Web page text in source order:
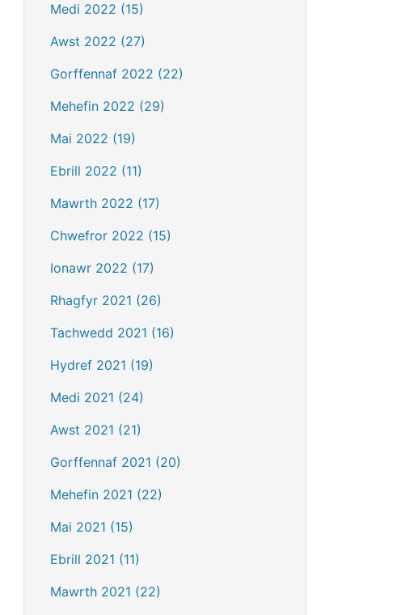
Medi 2022 (15)
Awst 2022 (27)
Gorffennaf 2022 (22)
Mehefin 2022 (29)
Mai 2022 (19)
Ebrill 2022 (11)
Mawrth 2022 (17)
Chwefror 2022 (15)
Ionawr 2022 (17)
Rhagfyr 2021 (26)
Tachwedd 2021 (16)
Hydref 2021 (19)
Medi 2021 (24)
Awst 2021 (21)
Gorffennaf 2021 (20)
Mehefin 2021 (22)
Mai 2021 (15)
Ebrill 2021 (11)
Mawrth 2021 (22)